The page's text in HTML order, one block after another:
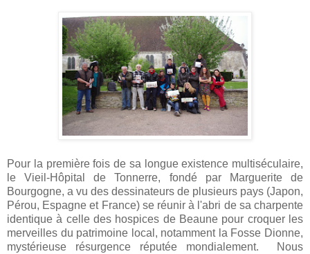
Pour la première fois de sa longue existence multiséculaire,
le Vieil-Hôpital de Tonnerre, fondé par Marguerite de
Bourgogne, a vu des dessinateurs de plusieurs pays (Japon,
Pérou, Espagne et France) se réunir à l'abri de sa charpente
identique à celle des hospices de Beaune pour croquer les
merveilles du patrimoine local, notamment la Fosse Dionne,
mystérieuse résurgence réputée mondialement. Nous